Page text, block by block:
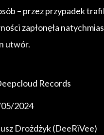
– przez przypadek
zapłonęła
utwór.
Records
2024
Drożdżyk (DeeRiVee)